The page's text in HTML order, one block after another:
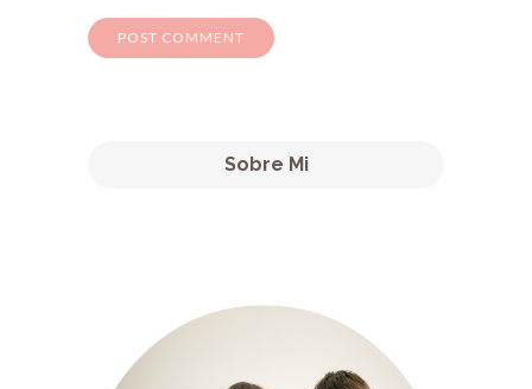
Sobre Mi